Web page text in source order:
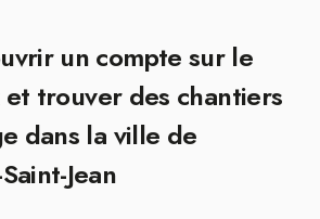
un compte sur le
trouver des chantiers
dans la ville de
Jean